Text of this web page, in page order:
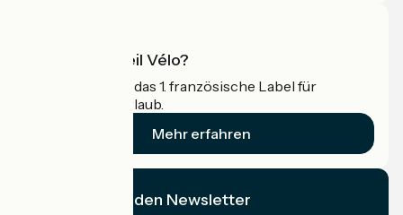
Was ist Accueil Vélo?
Accueil Vélo ist das 1. französische Label für
Radfahrer im Urlaub.
Mehr erfahren
Ich abonniere den Newsletter